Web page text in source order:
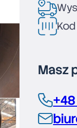
Masz